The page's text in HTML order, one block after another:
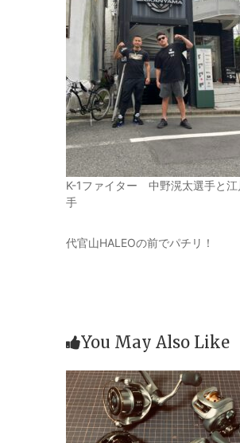
K-1ファイター 中野滉太選手と江
手
代官山HALEOの前でパチリ！
You May Also Like